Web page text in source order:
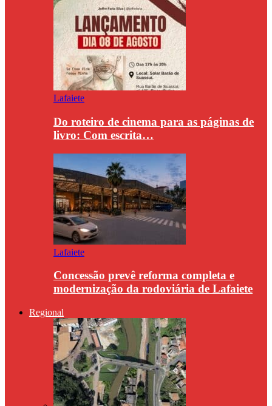
Lafaiete
Do roteiro de cinema para as páginas de
livro: Com escrita…
Lafaiete
Concessão prevê reforma completa e
modernização da rodoviária de Lafaiete
Regional